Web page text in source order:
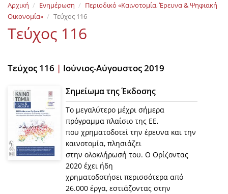
Εκδόσεις
Επικοινωνία
Αρχική Ενημέρωση
Περιοδικό «Καινοτομία, Έρευνα & Ψηφιακή
Οικονομία»
Τεύχος 116
Τεύχος 116
Τεύχος 116 | Ιούνιος-Αύγουστος 2019
Σημείωμα της Έκδοσης
Το μεγαλύτερο μέχρι σήμερα
πρόγραμμα πλαίσιο της EE,
που χρηματοδοτεί την έρευνα και την
καινοτομία, πλησιάζει
στην ολοκλήρωσή του. Ο Ορίζοντας
2020 έχει ήδη
χρηματοδοτήσει περισσότερα από
26.000 έργα, εστιάζοντας στην